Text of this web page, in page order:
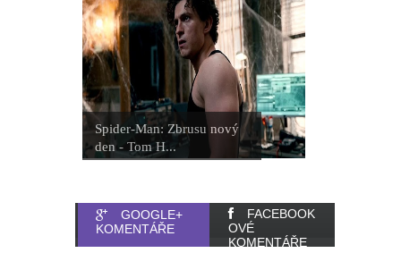
Spider-Man: Zbrusu nový
den - Tom H...
GOOGLE+
KOMENTÁŘE
FACEBOOK
OVÉ
KOMENTÁŘE